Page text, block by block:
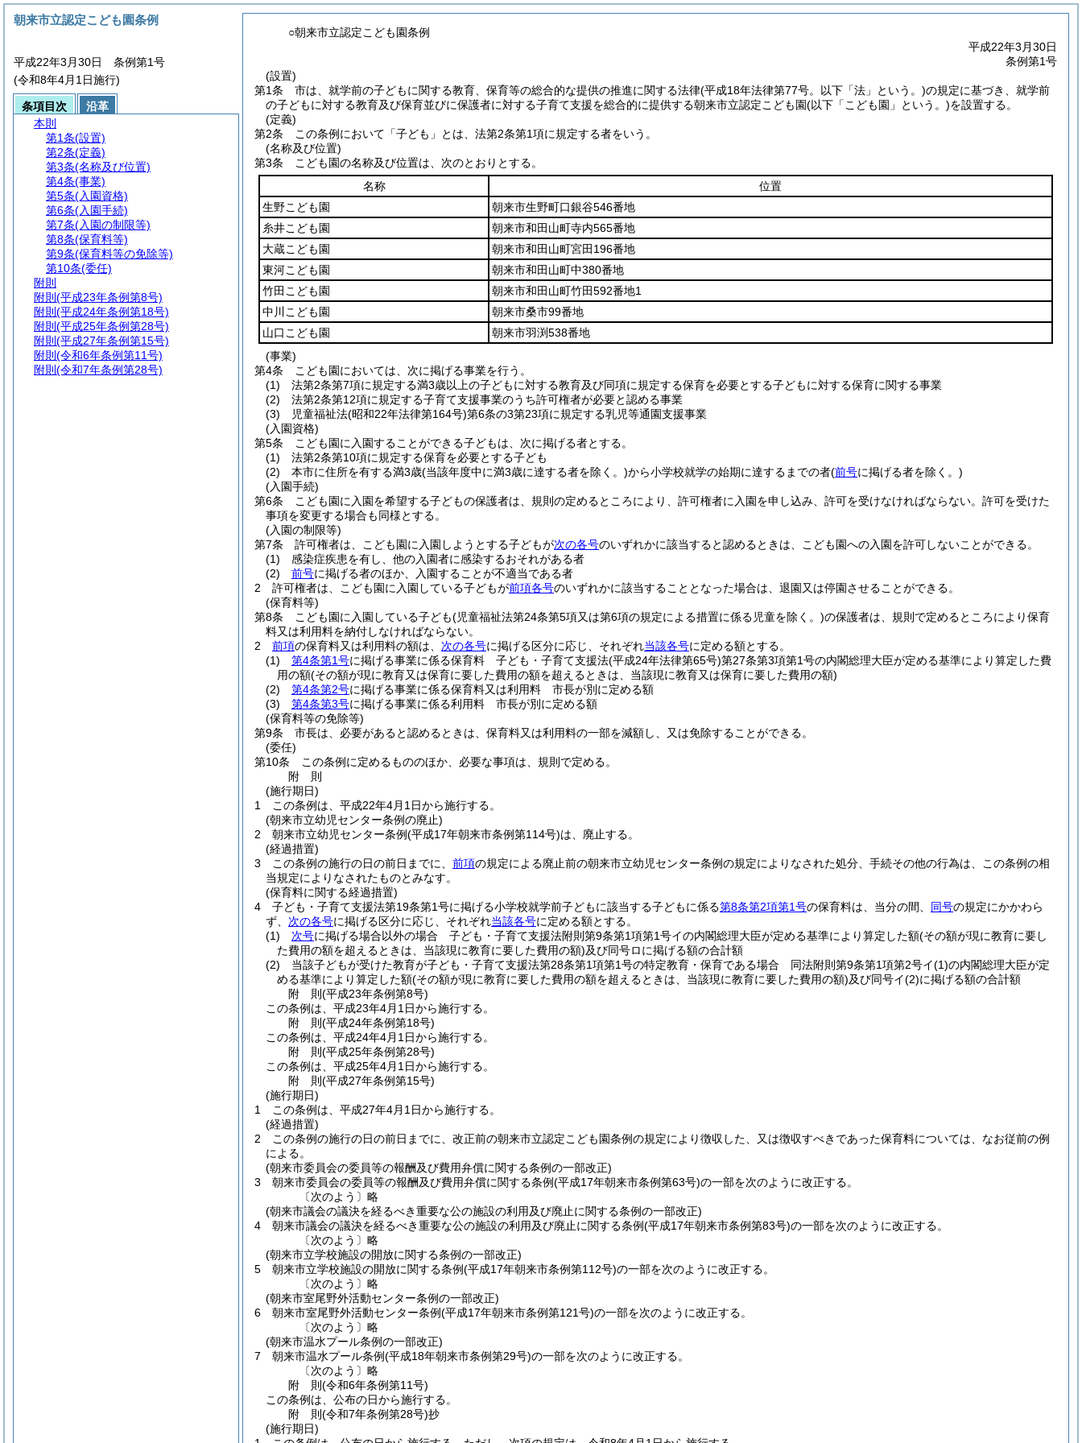
○朝来市立認定こども園条例
平成22年3月30日
条例第1号
(設置)
第1条
市は、就学前の子どもに関する教育、保育等の総合的な提供の推進に関する法律(平成18年法律第77号。以下「法」という。)の規定に基づき、就学前
の子どもに対する教育及び保育並びに保護者に対する子育て支援を総合的に提供する朝来市立認定こども園(以下「こども園」という。)を設置する。
(定義)
第2条
この条例において「子ども」とは、法第2条第1項に規定する者をいう。
(名称及び位置)
第3条
こども園の名称及び位置は、次のとおりとする。
名称
位置
生野こども園
朝来市生野町口銀谷546番地
糸井こども園
朝来市和田山町寺内565番地
大蔵こども園
朝来市和田山町宮田196番地
東河こども園
朝来市和田山町中380番地
竹田こども園
朝来市和田山町竹田592番地1
中川こども園
朝来市桑市99番地
山口こども園
朝来市羽渕538番地
(事業)
第4条
こども園においては、次に掲げる事業を行う。
(1)
法第2条第7項に規定する満3歳以上の子どもに対する教育及び同項に規定する保育を必要とする子どもに対する保育に関する事業
(2)
法第2条第12項に規定する子育て支援事業のうち許可権者が必要と認める事業
(3)
児童福祉法(昭和22年法律第164号)第6条の3第23項に規定する乳児等通園支援事業
(入園資格)
第5条
こども園に入園することができる子どもは、次に掲げる者とする。
(1)
法第2条第10項に規定する保育を必要とする子ども
(2)
本市に住所を有する満3歳(当該年度中に満3歳に達する者を除く。)から小学校就学の始期に達するまでの者(前号に掲げる者を除く。)
(入園手続)
第6条
こども園に入園を希望する子どもの保護者は、規則の定めるところにより、許可権者に入園を申し込み、許可を受けなければならない。 許可を受けた
事項を変更する場合も同様とする。
(入園の制限等)
第7条
許可権者は、こども園に入園しようとする子どもが次の各号のいずれかに該当すると認めるときは、こども園への入園を許可しないことができる。
(1)
感染症疾患を有し、他の入園者に感染するおそれがある者
(2)
前号に掲げる者のほか、入園することが不適当である者
2
許可権者は、こども園に入園している子どもが前項各号のいずれかに該当することとなった場合は、退園又は停園させることができる。
(保育料等)
第8条
こども園に入園している子ども(児童福祉法第24条第5項又は第6項の規定による措置に係る児童を除く。)の保護者は、規則で定めるところにより保育
料又は利用料を納付しなければならない。
2
前項の保育料又は利用料の額は、 次の各号に掲げる区分に応じ、それぞれ当該各号に定める額とする。
(1)
第4条第1号に掲げる事業に係る保育料 子ども・子育て支援法(平成24年法律第65号)第27条第3項第1号の内閣総理大臣が定める基準により算定した費
用の額(その額が現に教育又は保育に要した費用の額を超えるときは、当該現に教育又は保育に要した費用の額)
(2)
第4条第2号に掲げる事業に係る保育料又は利用料 市長が別に定める額
(3)
第4条第3号に掲げる事業に係る利用料 市長が別に定める額
(保育料等の免除等)
第9条
市長は、必要があると認めるときは、保育料又は利用料の一部を減額し、又は免除することができる。
(委任)
第10条
この条例に定めるもののほか、必要な事項は、規則で定める。
附 則
(施行期日)
1
この条例は、平成22年4月1日から施行する。
(朝来市立幼児センター条例の廃止)
2
朝来市立幼児センター条例(平成17年朝来市条例第114号)は、廃止する。
(経過措置)
3
この条例の施行の日の前日までに、 前項の規定による廃止前の朝来市立幼児センター条例の規定によりなされた処分、手続その他の行為は、この条例の相
当規定によりなされたものとみなす。
(保育料に関する経過措置)
4
子ども・子育て支援法第19条第1号に掲げる小学校就学前子どもに該当する子どもに係る第8条第2項第1号の保育料は、当分の間、 同号の規定にかかわら
ず、 次の各号に掲げる区分に応じ、それぞれ当該各号に定める額とする。
(1)
次号に掲げる場合以外の場合 子ども・子育て支援法附則第9条第1項第1号イの内閣総理大臣が定める基準により算定した額(その額が現に教育に要し
た費用の額を超えるときは、当該現に教育に要した費用の額)及び同号ロに掲げる額の合計額
(2)
当該子どもが受けた教育が子ども・子育て支援法第28条第1項第1号の特定教育・保育である場合 同法附則第9条第1項第2号イ(1)の内閣総理大臣が定
める基準により算定した額(その額が現に教育に要した費用の額を超えるときは、当該現に教育に要した費用の額)及び同号イ(2)に掲げる額の合計額
附 則(平成23年条例第8号)
この条例は、平成23年4月1日から施行する。
附 則(平成24年条例第18号)
この条例は、平成24年4月1日から施行する。
附 則(平成25年条例第28号)
この条例は、平成25年4月1日から施行する。
附 則(平成27年条例第15号)
(施行期日)
1
この条例は、平成27年4月1日から施行する。
(経過措置)
2
この条例の施行の日の前日までに、改正前の朝来市立認定こども園条例の規定により徴収した、又は徴収すべきであった保育料については、なお従前の例
による。
(朝来市委員会の委員等の報酬及び費用弁償に関する条例の一部改正)
3
朝来市委員会の委員等の報酬及び費用弁償に関する条例(平成17年朝来市条例第63号)の一部を次のように改正する。
〔次のよう〕略
(朝来市議会の議決を経るべき重要な公の施設の利用及び廃止に関する条例の一部改正)
4
朝来市議会の議決を経るべき重要な公の施設の利用及び廃止に関する条例(平成17年朝来市条例第83号)の一部を次のように改正する。
〔次のよう〕略
(朝来市立学校施設の開放に関する条例の一部改正)
5
朝来市立学校施設の開放に関する条例(平成17年朝来市条例第112号)の一部を次のように改正する。
〔次のよう〕略
(朝来市室尾野外活動センター条例の一部改正)
6
朝来市室尾野外活動センター条例(平成17年朝来市条例第121号)の一部を次のように改正する。
〔次のよう〕略
(朝来市温水プール条例の一部改正)
7
朝来市温水プール条例(平成18年朝来市条例第29号)の一部を次のように改正する。
〔次のよう〕略
附 則(令和6年条例第11号)
この条例は、公布の日から施行する。
附 則(令和7年条例第28号)抄
(施行期日)
朝来市立認定こども園条例
平成22年3月30日 条例第1号
(令和8年4月1日施行)
条項目次
沿革
本則
第1条(設置)
第2条(定義)
第3条(名称及び位置)
第4条(事業)
第5条(入園資格)
第6条(入園手続)
第7条(入園の制限等)
第8条(保育料等)
第9条(保育料等の免除等)
第10条(委任)
附則
附則 (平成23年条例第8号)
附則 (平成24年条例第18号)
附則 (平成25年条例第28号)
附則 (平成27年条例第15号)
附則 (令和6年条例第11号)
附則 (令和7年条例第28号)